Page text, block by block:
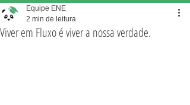
Viver em Fluxo é viver a nossa verdade.
Equipe ENE
2 min de leitura